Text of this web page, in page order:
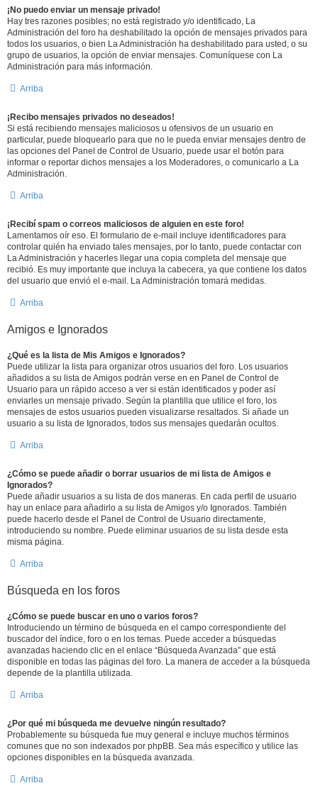
¡No puedo enviar un mensaje privado!
Hay tres razones posibles; no está registrado y/o identificado, La
Administración del foro ha deshabilitado la opción de mensajes privados para
todos los usuarios, o bien La Administración ha deshabilitado para usted, o su
grupo de usuarios, la opción de enviar mensajes. Comuníquese con La
Administración para más información.
Arriba
¡Recibo mensajes privados no deseados!
Si está recibiendo mensajes maliciosos u ofensivos de un usuario en
particular, puede bloquearlo para que no le pueda enviar mensajes dentro de
las opciones del Panel de Control de Usuario, puede usar el botón para
informar o reportar dichos mensajes a los Moderadores, o comunicarlo a La
Administración.
Arriba
¡Recibí spam o correos maliciosos de alguien en este foro!
Lamentamos oír eso. El formulario de e-mail incluye identificadores para
controlar quién ha enviado tales mensajes, por lo tanto, puede contactar con
La Administración y hacerles llegar una copia completa del mensaje que
recibió. Es muy importante que incluya la cabecera, ya que contiene los datos
del usuario que envió el e-mail. La Administración tomará medidas.
Arriba
Amigos e Ignorados
¿Qué es la lista de Mis Amigos e Ignorados?
Puede utilizar la lista para organizar otros usuarios del foro. Los usuarios
añadidos a su lista de Amigos podrán verse en en Panel de Control de
Usuario para un rápido acceso a ver si están identificados y poder así
enviarles un mensaje privado. Según la plantilla que utilice el foro, los
mensajes de estos usuarios pueden visualizarse resaltados. Si añade un
usuario a su lista de Ignorados, todos sus mensajes quedarán ocultos.
Arriba
¿Cómo se puede añadir o borrar usuarios de mi lista de Amigos e
Ignorados?
Puede añadir usuarios a su lista de dos maneras. En cada perfil de usuario
hay un enlace para añadirlo a su lista de Amigos y/o Ignorados. También
puede hacerlo desde el Panel de Control de Usuario directamente,
introduciendo su nombre. Puede eliminar usuarios de su lista desde esta
misma página.
Arriba
Búsqueda en los foros
¿Cómo se puede buscar en uno o varios foros?
Introduciendo un término de búsqueda en el campo correspondiente del
buscador del índice, foro o en los temas. Puede acceder a búsquedas
avanzadas haciendo clic en el enlace “Búsqueda Avanzada” que está
disponible en todas las páginas del foro. La manera de acceder a la búsqueda
depende de la plantilla utilizada.
Arriba
¿Por qué mi búsqueda me devuelve ningún resultado?
Probablemente su búsqueda fue muy general e incluye muchos términos
comunes que no son indexados por phpBB. Sea más específico y utilice las
opciones disponibles en la búsqueda avanzada.
Arriba